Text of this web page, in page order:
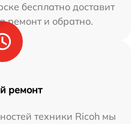
бесплатно доставит
ремонт и обратно.
ремонт
техники Ricoh мы